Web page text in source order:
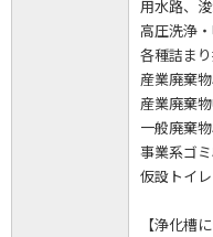
用水路、
高圧洗浄
各種詰ま
産業廃棄
産業廃棄
一般廃棄
事業系ゴ
仮設トイ
【浄化槽